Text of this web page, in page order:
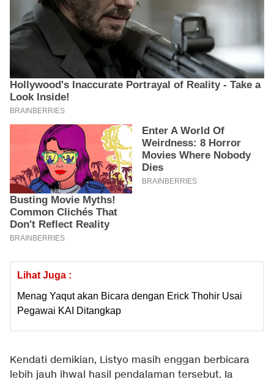
Lihat Juga :
Menag Yaqut akan Bicara dengan Erick Thohir Usai
Pegawai KAI Ditangkap
Kendati demikian, Listyo masih enggan berbicara
lebih jauh ihwal hasil pendalaman tersebut. Ia